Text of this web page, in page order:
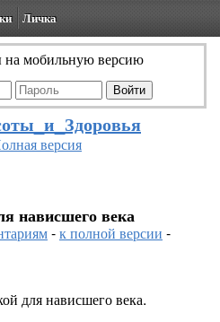
Личка
мобильную версию
версия
нависшего века
-к полной версии -
для нависшего века.